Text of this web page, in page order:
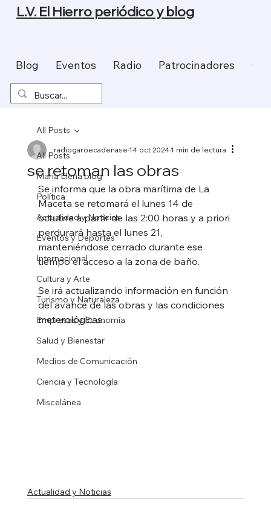
Blog Eventos Radio Patrocinadores
L.V. El Hierro periódico y blog
All Posts
Maria Elena blog
Política
Actualidad y Noticias
Eventos y Deportes
Internacional
Cultura y Arte
Turismo y Naturaleza
Empresas y Economía
Salud y Bienestar
Medios de Comunicación
Ciencia y Tecnología
Miscelánea
All Posts
se retoman las obras
radiogaroecadenase14 oct 20241 min de lectura
Se informa que la obra marítima de La
Maceta se retomará el lunes 14 de
octubre a partir de las 2:00 horas y a priori
perdurará hasta el lunes 21,
manteniéndose cerrado durante ese
tiempo el acceso a la zona de baño.
Se irá actualizando información en función
del avance de las obras y las condiciones
meterológicas.
Actualidad y Noticias